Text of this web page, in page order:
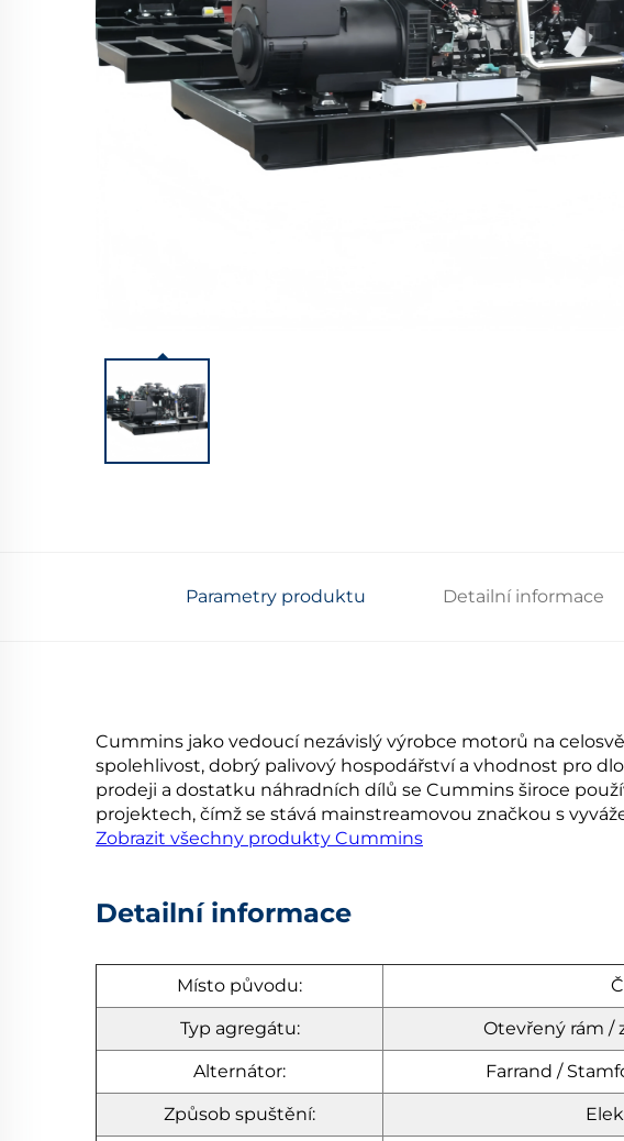
Parametry produktu Detailní informace
Cummins jako vedoucí nezávislý výrobce motorů na
spolehlivost, dobrý palivový hospodářství a vhodnost pro
prodeji a dostatku náhradních dílů se Cummins široce
projektech, čímž se stává mainstreamovou značkou s
Zobrazit všechny produkty Cummins
Detailní informace
Místo původu:
Typ agregátu: Otevřený rám /
Alternátor: Farrand /
Způsob spuštění: